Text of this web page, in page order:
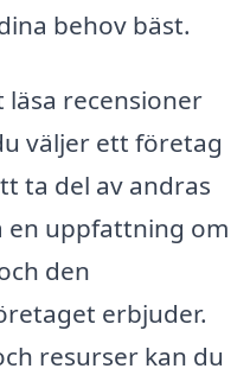
behov bäst.
recensioner
väljer ett företag
ta del av andras
en uppfattning om
den
erbjuder.
resurser kan du